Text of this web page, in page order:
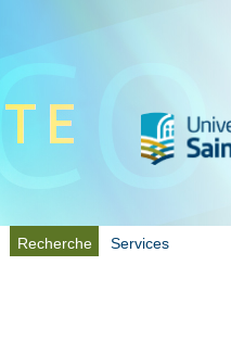
Recherche Services